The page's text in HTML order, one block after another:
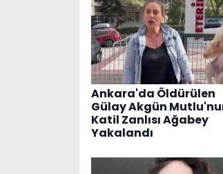
Ankara'da Öldürülen
Gülay Akgün
Katil Zanlısı Ağabey
Yakalandı